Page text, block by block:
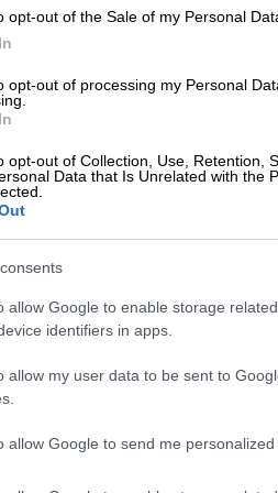
opt-out of the Sale of my Personal
opt-out of processing my Personal
opt-out of Collection, Use, Retention,
Data that Is Unrelated with the
allow Google to enable storage
identifiers in apps.
allow my user data to be sent to
allow Google to send me personalized
Κοζάνη: Σηκώνουν
Δευτέρα
περιοχή την
έδειξε σημάδια
Ελλάδα|17.04.2021 09:41
Lockdown: Τι
Σάββατο - Τι
Βελτιώνεται η
-Ποιες